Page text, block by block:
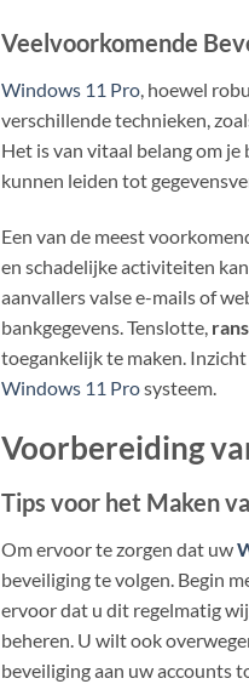
Veelvoorkomende
Windows 11 Pro, hoewel
verschillende technieken,
Het is van vitaal belang om
kunnen leiden tot
Een van de meest
en schadelijke activiteiten
aanvallers valse e-mails of
bankgegevens. Tenslotte,
toegankelijk te maken.
Windows 11 Prosysteem.
Voorbereiding
Tips voor het Maken
Om ervoor te zorgen dat uw
beveiliging te volgen. Begin
ervoor dat u dit regelmatig
beheren. U wilt ook
beveiliging aan uw accounts